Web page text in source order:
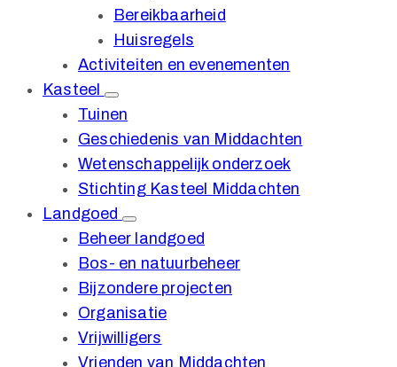
Bereikbaarheid
Huisregels
Activiteiten en evenementen
Kasteel
Tuinen
Geschiedenis van Middachten
Wetenschappelijk onderzoek
Stichting Kasteel Middachten
Landgoed
Beheer landgoed
Bos- en natuurbeheer
Bijzondere projecten
Organisatie
Vrijwilligers
Vrienden van Middachten